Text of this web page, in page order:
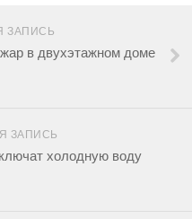
ЗАПИСЬ
в двухэтажном доме
ЗАПИСЬ
холодную воду